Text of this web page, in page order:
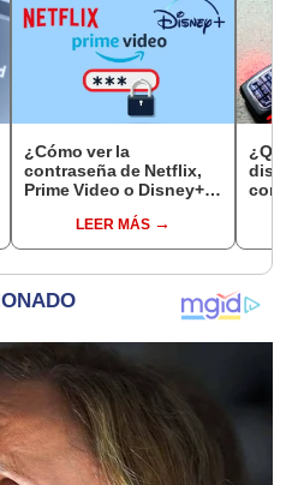
¿Cómo ver la
contraseña de Netflix,
Prime Video o Disney+
LEER MÁS
con